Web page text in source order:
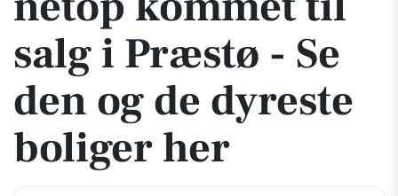
salg i Præstø - Se
den og de dyreste
boliger her